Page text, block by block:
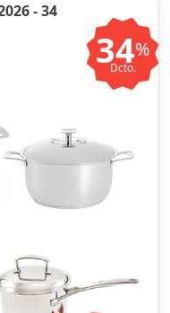
- 34
34%
Dcto.